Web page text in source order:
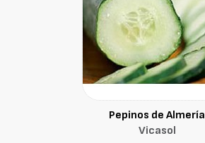
Pepinos de Almería
Vicasol